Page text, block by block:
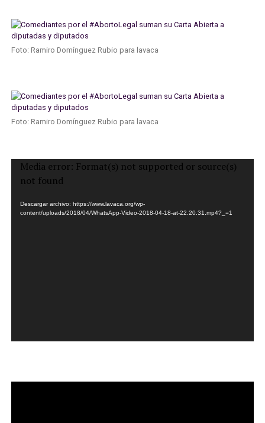
Foto: Ramiro Domínguez Rubio para lavaca
Foto: Ramiro Domínguez Rubio para lavaca
Reproductor
Media error: Format(s) not supported or source(s)
not found
Descargar archivo: https://www.lavaca.org/wp-
content/uploads/2018/04/WhatsApp-Video-2018-04-18-at-22.20.31.mp4?_=1